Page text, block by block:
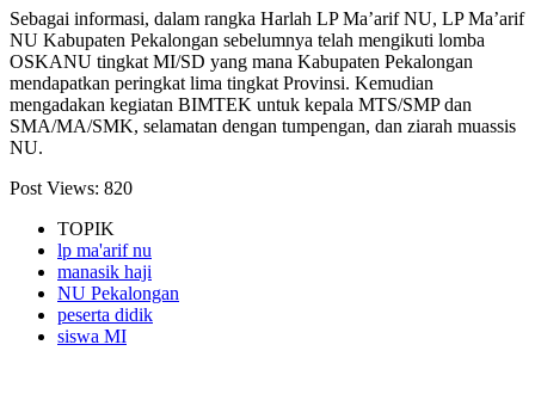
Sebagai informasi, dalam rangka Harlah LP Ma’arif NU, LP Ma’arif
NU Kabupaten Pekalongan sebelumnya telah mengikuti lomba
OSKANU tingkat MI/SD yang mana Kabupaten Pekalongan
mendapatkan peringkat lima tingkat Provinsi. Kemudian
mengadakan kegiatan BIMTEK untuk kepala MTS/SMP dan
SMA/MA/SMK, selamatan dengan tumpengan, dan ziarah muassis
NU.
Post Views: 820
TOPIK
lp ma'arif nu
manasik haji
NU Pekalongan
peserta didik
siswa MI